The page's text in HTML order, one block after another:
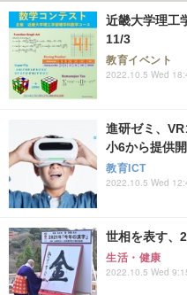
近畿大学理工
11/3
教育イベント
2022.10.5 Wed
進研ゼミ、VR
小6から提供
教育ICT
2022.10.5 Wed
世相を表す、
生活・健康
2022.10.5 Wed